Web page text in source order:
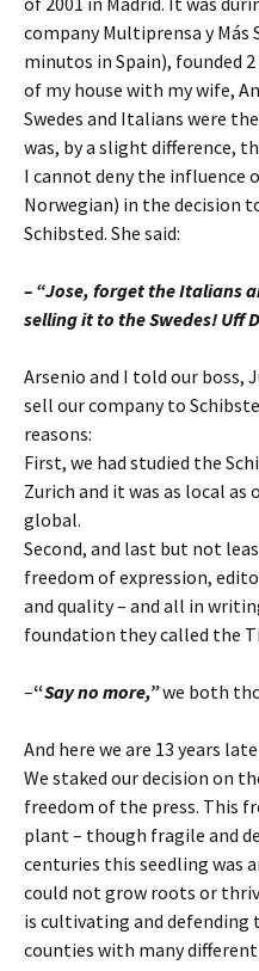
company Multiprensa y Más
minutos in Spain), founded
of my house with my wife,
Swedes and Italians were
was, by a slight difference,
I cannot deny the influence
Norwegian) in the decision
Schibsted. She said:
– “Jose, forget the Italians
selling it to the Swedes! Uff
Arsenio and I told our boss,
sell our company to
reasons:
First, we had studied the
Zurich and it was as local
global.
Second, and last but not
freedom of expression,
and quality – and all in
foundation they called the
–“Say no more,”we both
And here we are 13 years
We staked our decision on
freedom of the press. This
plant – though fragile and
centuries this seedling was
could not grow roots or
is cultivating and
counties with many